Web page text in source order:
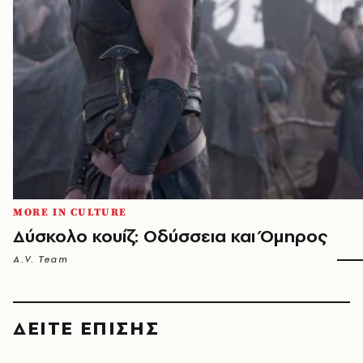
MORE IN CULTURE
Δύσκολο κουίζ: Οδύσσεια και Όμηρος
A.V. Team
ΔΕΙΤΕ ΕΠΙΣΗΣ